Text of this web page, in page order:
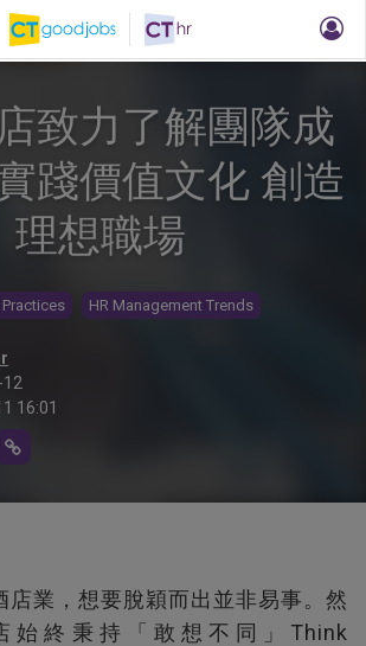
致力了解團隊成
踐價值文化 創造
理想職場
Practices HR Management Trends
16:01
店業，想要脫穎而出並非易事。然
始終秉持「敢想不同」Think